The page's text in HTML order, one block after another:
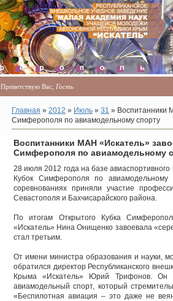
Приветствую Вас Гость
Главная » 2012 » Июль » 31 » Воспитанники
Симферополя по авиамодельному спорту
Воспитанники МАН «Искатель»
Симферополя по авиамодельному
28 июля 2012 года на базе
Кубок Симферополя по
соревнованиях приняли участие
Севастополя и Бахчисарайского района.
По итогам Открытого Кубка
«Искатель» Нина Онищенко завоевала
стал третьим.
От имени министра образования и науки,
обратился директор Республиканского
Крыма «Искатель» Юрий Трифонов. Он
авиамодельный спорт, который
«Беспилотная авиация – это даже не